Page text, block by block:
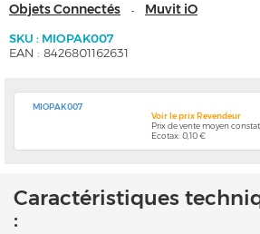
Objets Connectés - Muvit iO
SKU : MIOPAK007
EAN : 8426801162631
MIOPAK007
Voir le prix Revendeur
Prix de vente moyen
Ecotax: 0,10 €
Caractéristiques
: